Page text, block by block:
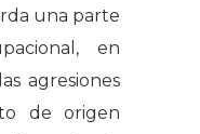
una parte
en
agresiones
de origen